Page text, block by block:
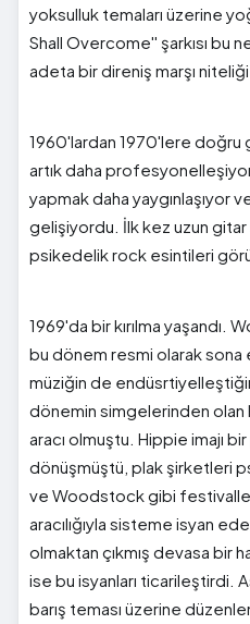
yoksulluk temaları üzerine
Shall Overcome'' şarkısı bu
adeta bir direniş marşı niteliği
1960'lardan 1970'lere doğru
artık daha
yapmak daha yaygınlaşıyor
gelişiyordu. İlk kez uzun
psikedelik rock esintileri
1969'da bir kırılma yaşandı.
bu dönem resmi olarak
müziğin de
dönemin simgelerinden olan
aracı olmuştu. Hippie imajı
dönüşmüştü, plak şirketleri
ve Woodstock gibi festivaller
aracılığıyla sisteme isyan
olmaktan çıkmış devasa bir
ise bu isyanları ticarileştirdi.
barış teması üzerine